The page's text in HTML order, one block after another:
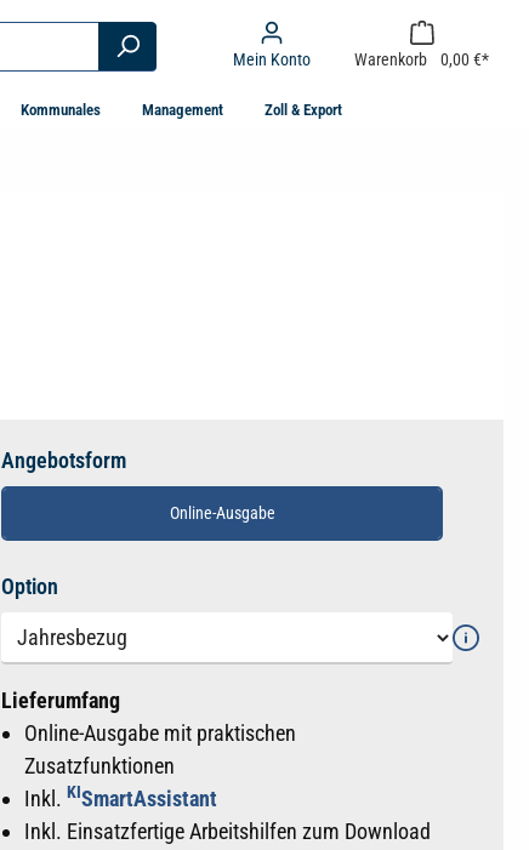
Mein Konto Warenkorb 0,00 €*
Kommunales Management Zoll & Export
Angebotsform
Online-Ausgabe
Option
Lieferumfang
Online-Ausgabe mit praktischen
Zusatzfunktionen
Inkl. KISmartAssistant
Inkl. Einsatzfertige Arbeitshilfen zum Download